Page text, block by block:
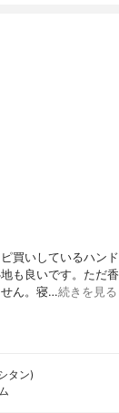
買いしているハン
も良いです。ただ
せん。寝…続きを見る
タン)